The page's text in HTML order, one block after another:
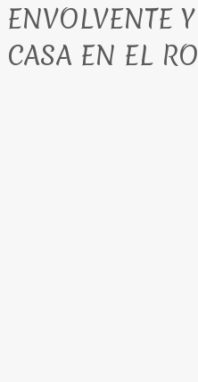
ENVOLVENTE
CASA EN EL